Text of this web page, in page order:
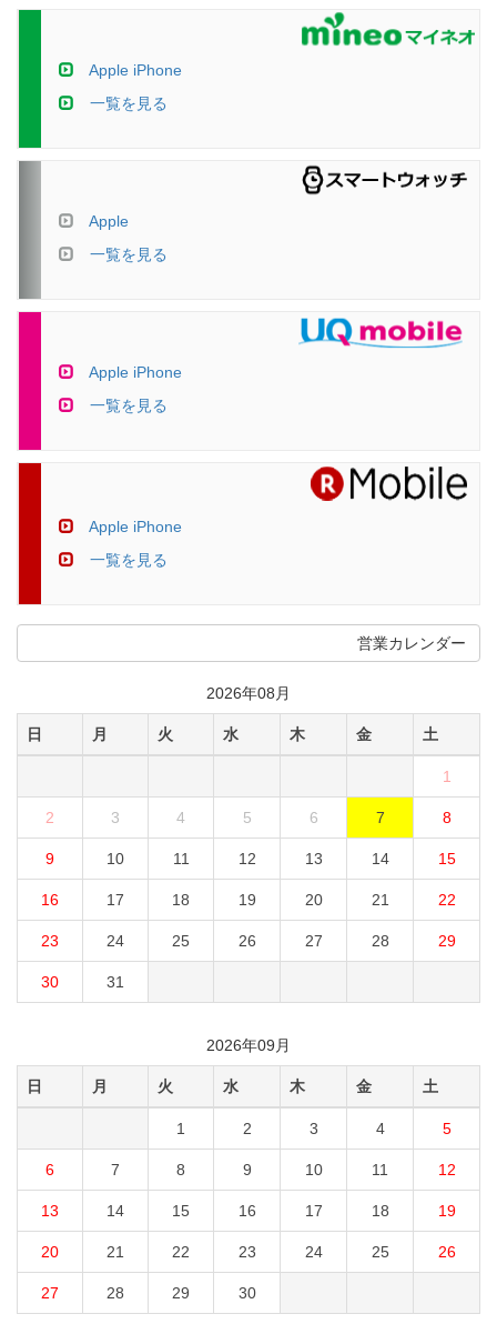
Apple iPhone
一覧を見る
Apple
一覧を見る
Apple iPhone
一覧を見る
Apple iPhone
一覧を見る
営業カレンダー
2026年08月
日 月 火 水 木 金 土
1
2 3 4 5 6 7 8
9 10 11 12 13 14 15
16 17 18 19 20 21 22
23 24 25 26 27 28 29
30 31
2026年09月
日 月 火 水 木 金 土
1 2 3 4 5
6 7 8 9 10 11 12
13 14 15 16 17 18 19
20 21 22 23 24 25 26
27 28 29 30